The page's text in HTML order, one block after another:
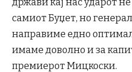
самиот Буџет, но
направиме едно
имаме доволно и за
премиерот Мицкоски.